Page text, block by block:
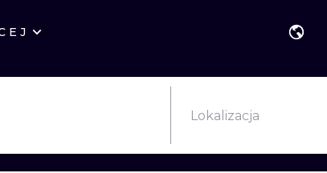
STYLE
KALIGRAFIA
NEW SCHOOL
Lokalizacja